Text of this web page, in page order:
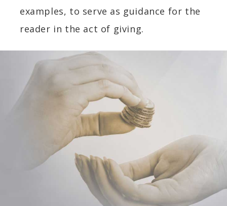
examples, to serve as guidance for the
reader in the act of giving.